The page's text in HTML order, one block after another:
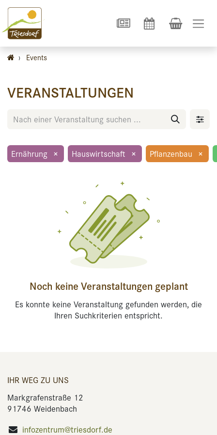
› Events
VERANSTALTUNGEN
Ernährung × Hauswirtschaft × Pflanzenbau ×
Noch keine Veranstaltungen geplant
Es konnte keine Veranstaltung gefunden werden, die
Ihren Suchkriterien entspricht.
IHR WEG ZU UNS
Markgrafenstraße 12
91746 Weidenbach
infozentrum@triesdorf.de